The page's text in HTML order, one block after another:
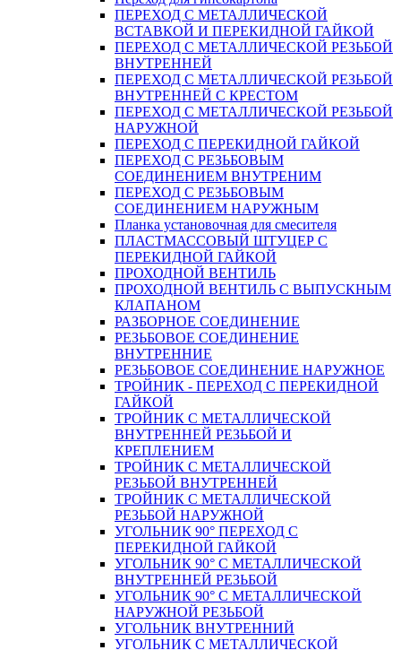
ПЕРЕХОД С МЕТАЛЛИЧЕСКОЙ
ВСТАВКОЙ И ПЕРЕКИДНОЙ ГАЙКОЙ
ПЕРЕХОД С МЕТАЛЛИЧЕСКОЙ РЕЗЬБОЙ
ВНУТРЕННЕЙ
ПЕРЕХОД С МЕТАЛЛИЧЕСКОЙ РЕЗЬБОЙ
ВНУТРЕННЕЙ С КРЕСТОМ
ПЕРЕХОД С МЕТАЛЛИЧЕСКОЙ РЕЗЬБОЙ
НАРУЖНОЙ
ПЕРЕХОД С ПЕРЕКИДНОЙ ГАЙКОЙ
ПЕРЕХОД С РЕЗЬБОВЫМ
СОЕДИНЕНИЕМ ВНУТРЕНИМ
ПЕРЕХОД С РЕЗЬБОВЫМ
СОЕДИНЕНИЕМ НАРУЖНЫМ
Планка установочная для смесителя
ПЛАСТМАССОВЫЙ ШТУЦЕР С
ПЕРЕКИДНОЙ ГАЙКОЙ
ПРОХОДНОЙ ВЕНТИЛЬ
ПРОХОДНОЙ ВЕНТИЛЬ С ВЫПУСКНЫМ
КЛАПАНОМ
РАЗБОРНОЕ СОЕДИНЕНИЕ
РЕЗЬБОВОЕ СОЕДИНЕНИЕ
ВНУТРЕННИЕ
РЕЗЬБОВОЕ СОЕДИНЕНИЕ НАРУЖНОЕ
ТРОЙНИК - ПЕРЕХОД С ПЕРЕКИДНОЙ
ГАЙКОЙ
ТРОЙНИК С МЕТАЛЛИЧЕСКОЙ
ВНУТРЕННЕЙ РЕЗЬБОЙ И
КРЕПЛЕНИЕМ
ТРОЙНИК С МЕТАЛЛИЧЕСКОЙ
РЕЗЬБОЙ ВНУТРЕННЕЙ
ТРОЙНИК С МЕТАЛЛИЧЕСКОЙ
РЕЗЬБОЙ НАРУЖНОЙ
УГОЛЬНИК 90° ПЕРЕХОД С
ПЕРЕКИДНОЙ ГАЙКОЙ
УГОЛЬНИК 90° С МЕТАЛЛИЧЕСКОЙ
ВНУТРЕННEЙ РЕЗЬБОЙ
УГОЛЬНИК 90° С МЕТАЛЛИЧЕСКОЙ
НАРУЖНОЙ РЕЗЬБОЙ
УГОЛЬНИК ВНУТРЕННИЙ
УГОЛЬНИК С МЕТАЛЛИЧЕСКОЙ